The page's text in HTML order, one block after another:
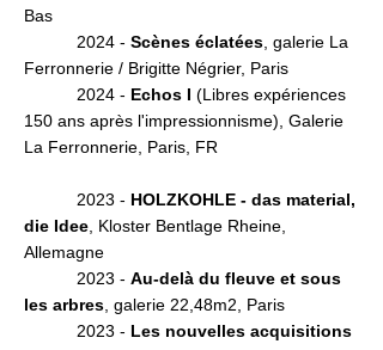
Bas
2024 - Scènes éclatées , galerie La
Ferronnerie / Brigitte Négrier, Paris
2024 - Echos I (Libres expériences
150 ans après l'impressionnisme), Galerie
La Ferronnerie, Paris, FR
2023 - HOLZKOHLE - das material,
die Idee , Kloster Bentlage Rheine,
Allemagne
2023 - Au-delà du fleuve et sous
les arbres , galerie 22,48m2, Paris
2023 - Les nouvelles acquisitions